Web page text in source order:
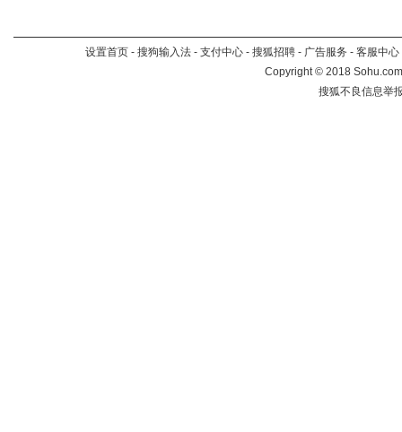
设置首页 - 搜狗输入法 - 支付中心 - 搜狐招聘 - 广告服务 - 客服中心
Copyright©2018
搜狐不良信息举